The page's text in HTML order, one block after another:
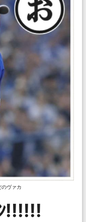
のヴァカ
!!!!!!